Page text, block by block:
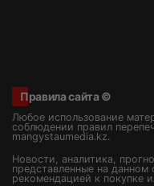
Правила сайта ©
Любое использование
соблюдении правил
mangystaumedia.kz.
Новости, аналитика,
представленные на данном
рекомендацией к покупке